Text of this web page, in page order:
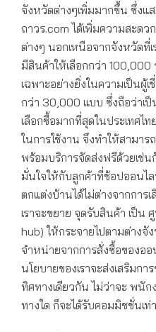
จังหวัดต่างๆเพิ่มมากขึ้น ซึ่งแ
ถาวร.com ได้เพิ่มความสะดว
ต่างๆ นอกเหนือจากจังหวัดที่
มีสินค้าให้เลือกกว่า
เฉพาะอย่างยิ่งในความเป็นผู้เ
กว่า 30,000 แบบ ซึ่งถือว่าเป็
เลือกซื้อมากที่สุดในประเทศไ
ในการใช้งาน จึงทำให้สามาร
พร้อมบริการจัดส่งฟรีด้วยเช่
มั่นใจให้กับลูกค้าที่ช้อปออนไ
ตกแต่งบ้านได้ไม่ต่างจากการ
เราจะขยาย จุดรับสินค้า เป็น
hub) ให้กระจายไปตามต่างจั
จำหน่ายจากการสั่งซื้อของอ
นโยบายของเราจะส่งเสริมกา
ทิศทางเดียวกัน ไม่ว่าจะ พนั
ทางใด ก็จะได้รับคอมมิชชั่นเท่